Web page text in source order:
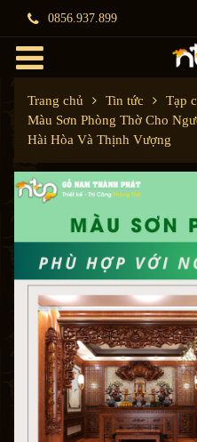
0856.937.899
Trang chủ Tin tức
Tạp
Màu Sơn Phòng Thờ Cho
Hài Hòa Và Thịnh Vượng